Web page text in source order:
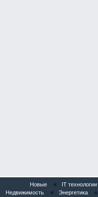
Новые « IT технологии
Недвижимость
« Энергетика «